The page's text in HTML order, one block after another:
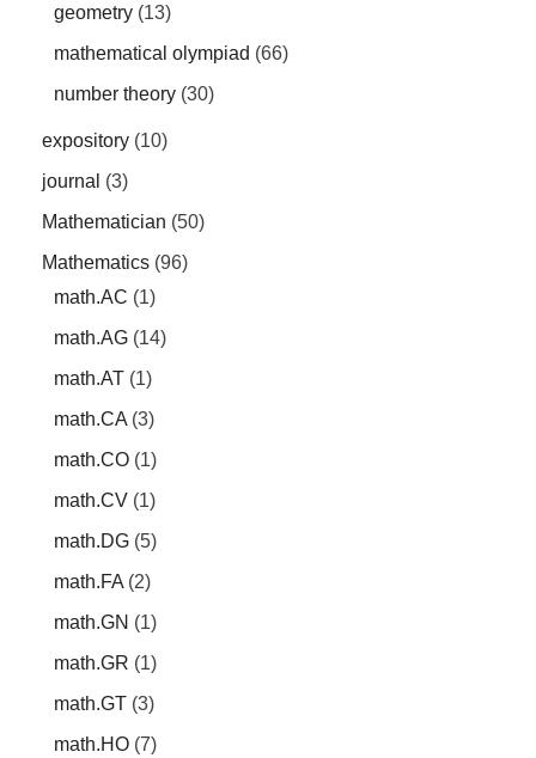
geometry (13)
mathematical olympiad (66)
number theory (30)
expository (10)
journal (3)
Mathematician (50)
Mathematics (96)
math.AC (1)
math.AG (14)
math.AT (1)
math.CA (3)
math.CO (1)
math.CV (1)
math.DG (5)
math.FA (2)
math.GN (1)
math.GR (1)
math.GT (3)
math.HO (7)